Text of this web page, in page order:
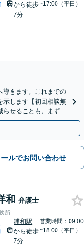
から徒歩
7分
~17:00（平日）
導きます。これまでの
示します【初回相談無
らせることも。まずは
ールでお問い合わせ
和 弁護士
所
浦和駅
から徒歩
7分
営業時間：09:00
~18:00（平日）